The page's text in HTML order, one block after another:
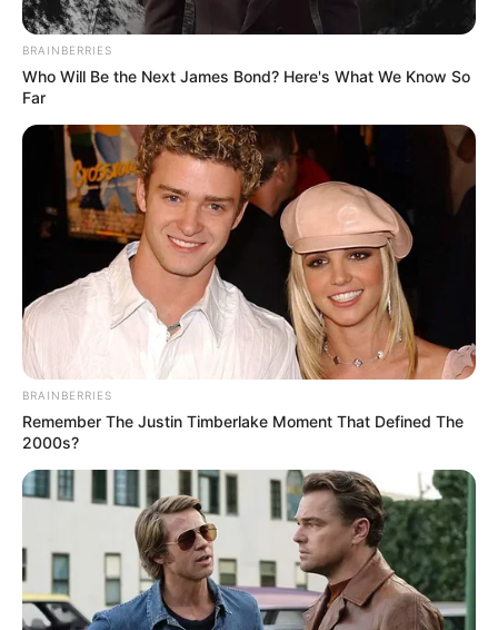
Posted
in
Friss hírek
Miért félnek ennyire Magyar
Pétertől a Parlamentben? Az
ellenzék szinte menekül előle…
Szerző • June 11, 2026
BRAINBERRIES
Who Will Be the Next James Bond? Here's What We Know So
Far
BRAINBERRIES
Remember The Justin Timberlake Moment That Defined The
2000s?